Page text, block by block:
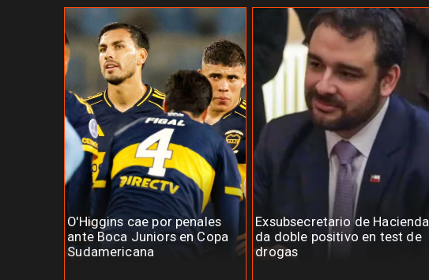
O'Higgins cae por penales
ante Boca Juniors en Copa
Sudamericana
Exsubsecretario de Hacienda
da doble positivo en test de
drogas